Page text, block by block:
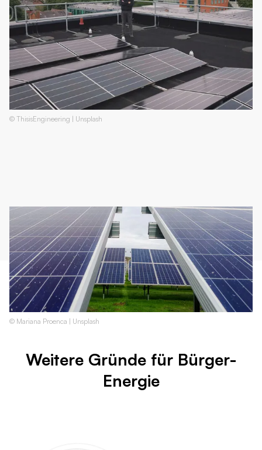
© ThisisEngineering | Unsplash
© Mariana Proenca | Unsplash
Weitere Gründe für Bürger-
Energie